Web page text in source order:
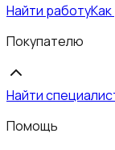
Найти работу
Покупателю
Найти
Помощь